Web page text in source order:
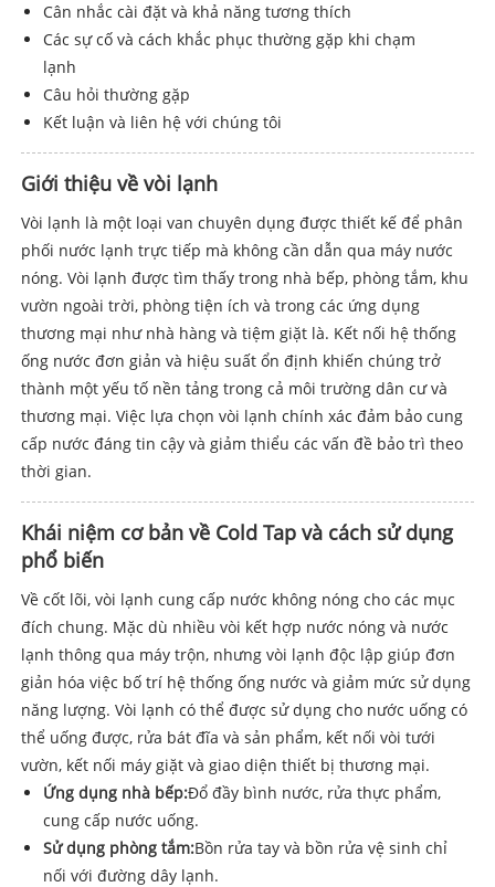
Cân nhắc cài đặt và khả năng tương thích
Các sự cố và cách khắc phục thường gặp khi chạm
lạnh
Câu hỏi thường gặp
Kết luận và liên hệ với chúng tôi
Giới thiệu về vòi lạnh
Vòi lạnh là một loại van chuyên dụng được thiết kế để phân
phối nước lạnh trực tiếp mà không cần dẫn qua máy nước
nóng. Vòi lạnh được tìm thấy trong nhà bếp, phòng tắm, khu
vườn ngoài trời, phòng tiện ích và trong các ứng dụng
thương mại như nhà hàng và tiệm giặt là. Kết nối hệ thống
ống nước đơn giản và hiệu suất ổn định khiến chúng trở
thành một yếu tố nền tảng trong cả môi trường dân cư và
thương mại. Việc lựa chọn vòi lạnh chính xác đảm bảo cung
cấp nước đáng tin cậy và giảm thiểu các vấn đề bảo trì theo
thời gian.
Khái niệm cơ bản về Cold Tap và cách sử dụng
phổ biến
Về cốt lõi, vòi lạnh cung cấp nước không nóng cho các mục
đích chung. Mặc dù nhiều vòi kết hợp nước nóng và nước
lạnh thông qua máy trộn, nhưng vòi lạnh độc lập giúp đơn
giản hóa việc bố trí hệ thống ống nước và giảm mức sử dụng
năng lượng. Vòi lạnh có thể được sử dụng cho nước uống có
thể uống được, rửa bát đĩa và sản phẩm, kết nối vòi tưới
vườn, kết nối máy giặt và giao diện thiết bị thương mại.
Ứng dụng nhà bếp:Đổ đầy bình nước, rửa thực phẩm,
cung cấp nước uống.
Sử dụng phòng tắm:Bồn rửa tay và bồn rửa vệ sinh chỉ
nối với đường dây lạnh.